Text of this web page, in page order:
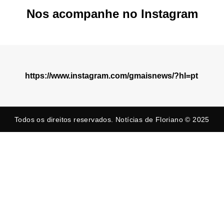
Nos acompanhe no Instagram
https://www.instagram.com/gmaisnews/?hl=pt
Todos os direitos reservados. Notícias de Floriano © 2025